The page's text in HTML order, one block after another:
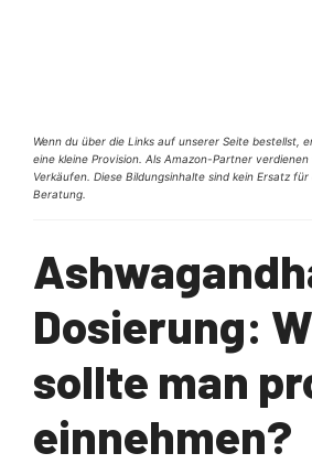
Wenn du über die Links auf unserer Seite bestellst,
eine kleine Provision. Als Amazon-Partner
Verkäufen. Diese Bildungsinhalte sind kein Ersatz
Beratung.
Dosierung:
sollte man
einnehmen?